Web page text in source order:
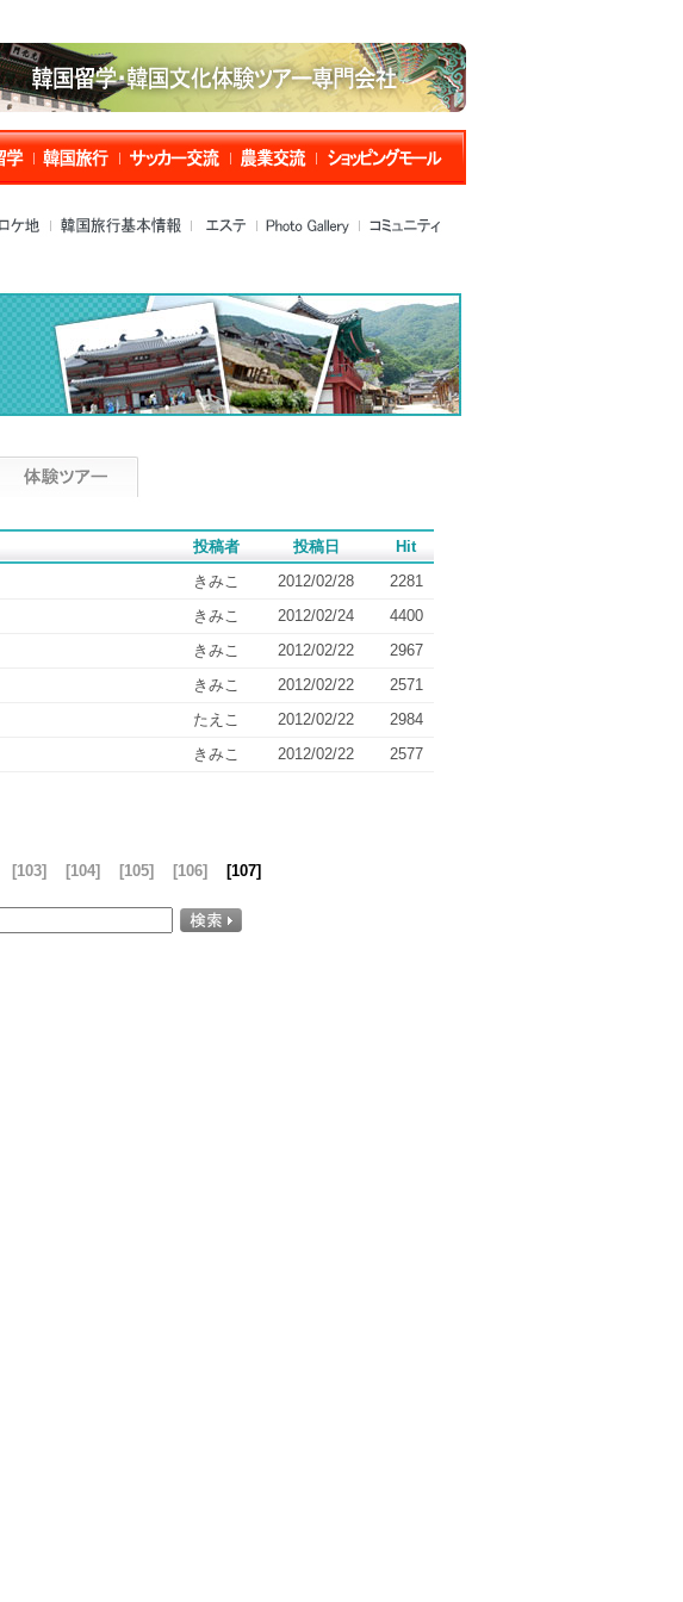
投稿者 投稿日
Hit
きみこ 2012/02/28
2281
きみこ 2012/02/24
4400
きみこ 2012/02/22
2967
きみこ 2012/02/22
2571
たえこ 2012/02/22
2984
きみこ 2012/02/22 2577
[103] [104] [105] [106] [107]